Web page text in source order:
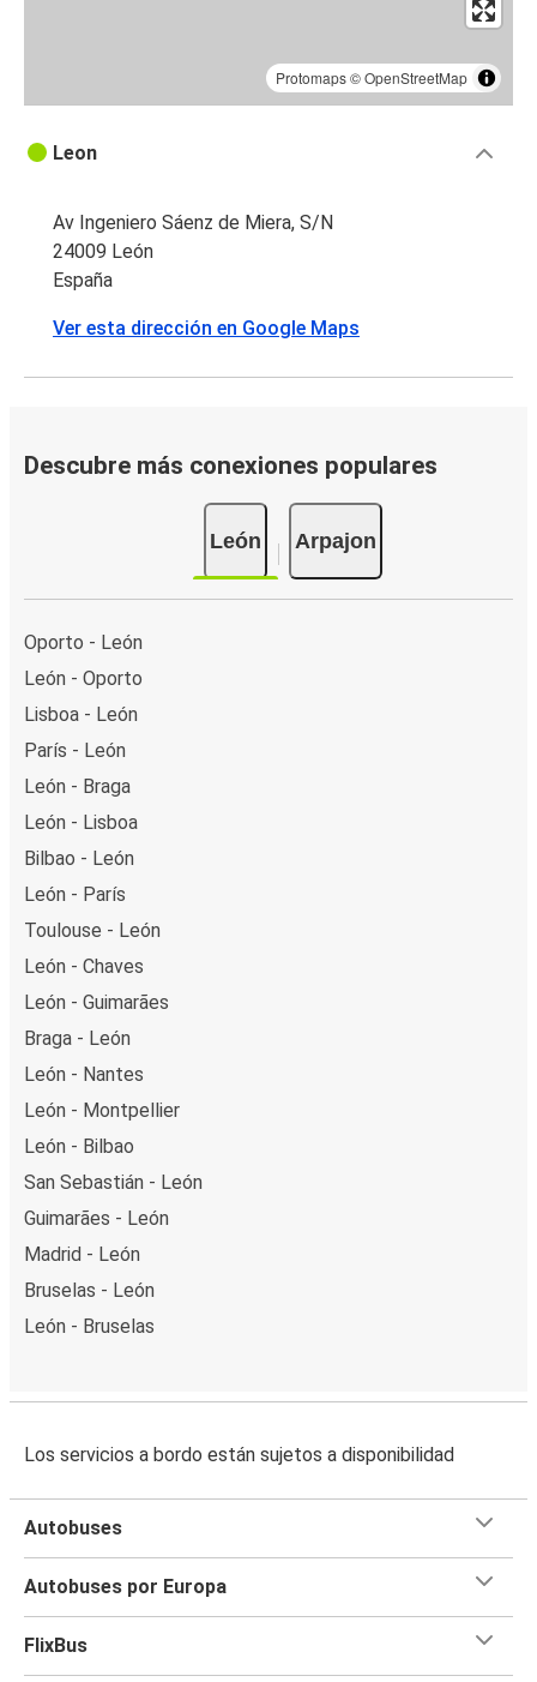
Protomaps©OpenStreetMap
Leon
Av Ingeniero Sáenz de Miera, S/N
24009 León
España
Ver esta dirección en Google Maps
Descubre más conexiones populares
León Arpajon
Oporto - León
León - Oporto
Lisboa - León
París - León
León - Braga
León - Lisboa
Bilbao - León
León - París
Toulouse - León
León - Chaves
León - Guimarães
Braga - León
León - Nantes
León - Montpellier
León - Bilbao
San Sebastián - León
Guimarães - León
Madrid - León
Bruselas - León
León - Bruselas
Los servicios a bordo están sujetos a disponibilidad
Autobuses
Autobuses por Europa
FlixBus